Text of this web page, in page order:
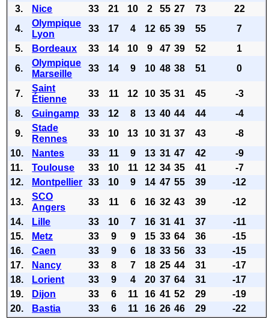
3.
Nice 33 21 10 2 55 27 73
22
4.
Olympique
Lyon
33 17 4 12 65 39 55
7
5.
Bordeaux 33 14 10 9 47 39 52
1
6.
Olympique
Marseille
33 14 9 10 48 38 51 0
7.
Saint
Étienne
33 11 12 10 35 31 45
-3
8.
Guingamp 33 12 8 13 40 44 44
-4
9.
Stade
Rennes
33 10 13 10 31 37 43
-8
10.
Nantes 33 11 9 13 31 47 42
-9
11.
Toulouse 33 10 11 12 34 35 41
-7
12.
Montpellier 33 10 9 14 47 55 39
-12
13.
SCO
Angers
33 11 6 16 32 43 39
-12
14.
Lille 33 10 7 16 31 41 37
-11
15.
Metz 33 9 9 15 33 64 36
-15
16.
Caen 33 9 6 18 33 56 33
-15
17.
Nancy 33 8 7 18 25 44 31
-17
18.
Lorient 33 9 4 20 37 64 31
-17
19.
Dijon 33 6 11 16 41 52 29
-19
20.
Bastia 33 6 11 16 26 46 29 -22